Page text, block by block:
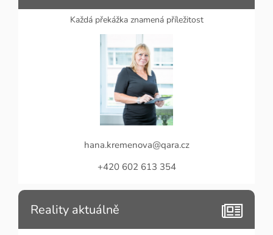
Každá překážka znamená příležitost
hana.kremenova@qara.cz
+420 602 613 354
Reality aktuálně